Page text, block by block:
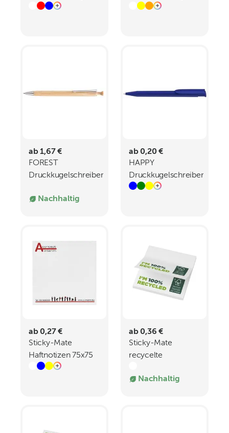
Griffen - 100 gm -
Griffen - 80 gm -
ab 1,67 €
FOREST
Druckkugelschreiber
Nachhaltig
ab 0,20 €
HAPPY
Druckkugelschreiber
ab 0,27 €
Sticky-Mate
Haftnotizen 75x75
mm
ab 0,36 €
Sticky-Mate
recycelte
mmNachhaltig